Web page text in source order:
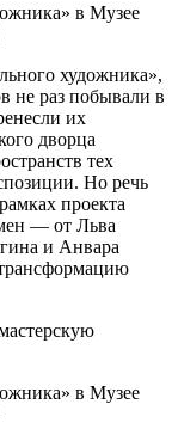
в Музее
художника»,
не раз побывали в
их
дворца
тех
Но речь
проекта
— от Льва
и Анвара
в Музее